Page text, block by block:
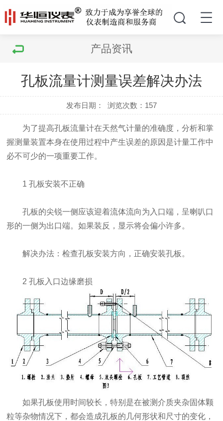
产品资讯
孔板流量计测量误差解决办法
发布日期： 浏览次数： 157
为了提高孔板流量计在天然气计量的准确度，分析和掌
握测量装置本身在使用过程中产生误差的原因是计量工作中
必不可少的一项重要工作。
1 孔板安装不正确
孔板的尖锐一侧应该迎着流体流向为入口端，呈喇叭口
形的一侧为出口端。如果装反，显示将会偏小许多。
解决办法：检查孔板安装方向，正确安装孔板。
2 孔板入口边缘磨损
如果孔板使用时间较长，特别是在被测介质夹杂固体颗
粒等杂物情况下，都会造成孔板的几何形状和尺寸的变化，